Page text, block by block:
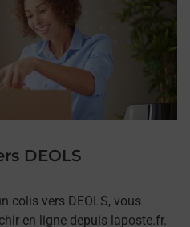
DEOLS
colis vers DEOLS, vous
en ligne depuis laposte.fr.